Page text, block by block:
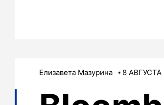
Елизавета Мазурина 8 АВГУСТА